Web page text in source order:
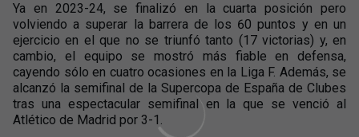
Ya en 2023-24, se finalizó en la cuarta posición pero
volviendo a superar la barrera de los 60 puntos y en un
ejercicio en el que no se triunfó tanto (17 victorias) y, en
cambio, el equipo se mostró más fiable en defensa,
cayendo sólo en cuatro ocasiones en la Liga F. Además, se
alcanzó la semifinal de la Supercopa de España de Clubes
tras una espectacular semifinal en la que se venció al
Atlético de Madrid por 3-1.